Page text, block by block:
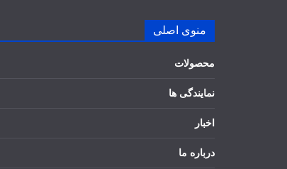
منوی اصلی
محصولات
نمایندگی ها
اخبار
درباره ما